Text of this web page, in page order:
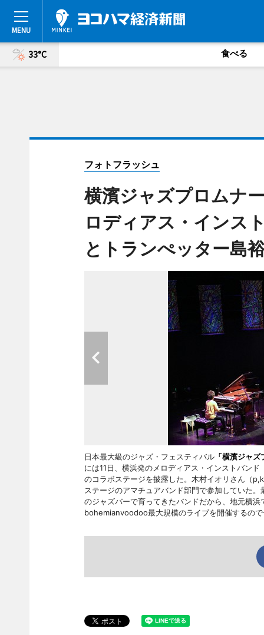
33°C 食べる
フォトフラッシュ
横濱ジャズプロムナ
ロディアス・インス
とトランぺッター島
日本最大級のジャズ・フェスティバル「横濱ジャズ
には11日、横浜発のメロディアス・インストバンド
のコラボステージを披露した。木村イオリさん（
ステージのアマチュアバンド部門で参加していた
のジャズバーで育ってきたバンドだから、地元横
bohemianvoodoo最大規模のライブを開催するの